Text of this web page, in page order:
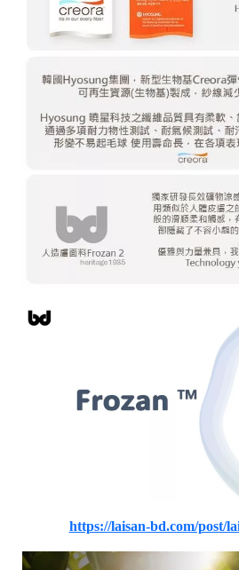
https://laisan-bd.com/post/